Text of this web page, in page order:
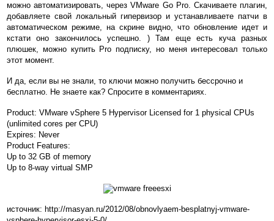
можно автоматизировать, через VMware Go Pro. Скачиваете плагин,
добавляете свой локальный гипервизор и устанавливаете патчи в
автоматическом режиме, на скрине видно, что обновление идет и
кстати оно закончилось успешно. ) Там еще есть куча разных
плюшек, можно купить Pro подписку, но меня интересовал только
этот момент.
И да, если вы не знали, то ключи можно получить бессрочно и
бесплатно. Не знаете как? Спросите в комментариях.
Product: VMware vSphere 5 Hypervisor Licensed for 1 physical CPUs
(unlimited cores per CPU)
Expires: Never
Product Features:
Up to 32 GB of memory
Up to 8-way virtual SMP
источник: http://masyan.ru/2012/08/obnovlyaem-besplatnyj-vmware-